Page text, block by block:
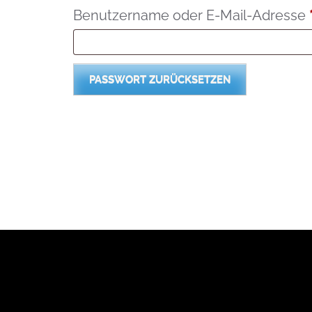
Benutzername oder E-Mail-Adresse
PASSWORT ZURÜCKSETZEN